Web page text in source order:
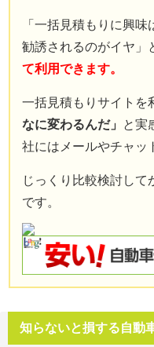
プライバシーポリシー（
免責事項
お問い合わせフォーム
サイトマップ
「一括見積もりに興
勧誘されるのがイヤ」
て利用できます。
一括見積もりサイトを
なに変わるんだ」
と実
社にはメールやチャッ
じっくり比較検討し
です。
知らないと損する自動